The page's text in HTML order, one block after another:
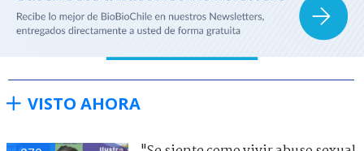
VISTO AHORA